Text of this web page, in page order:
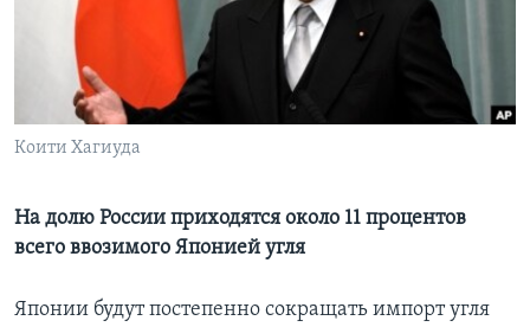
Learning English
СОЦИАЛЬНЫЕ СЕТИ
Языки
Коити Хагиуда
На долю России приходятся около 11 процентов
всего ввозимого Японией угля
Японии будут постепенно сокращать импорт угля